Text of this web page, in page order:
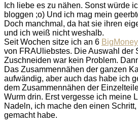
Ich liebe es zu nähen. Sonst würde
bloggen ;o) Und ich mag mein
Doch manchmal, da hat sie ihren
und ich weiß nicht weshalb.
Seit Wochen sitze ich an 6
von FRAUliebstes. Die Auswahl der
Zuschneiden war kein Problem.
Das Zusammennähen der ganzen
aufwändig, aber auch das habe ich
dem Zusammennähen der
Wurm drin. Erst vergesse ich meine
Nadeln, ich mache den einen
gemacht habe.